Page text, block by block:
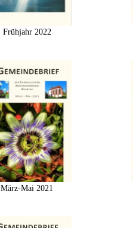
Frühjahr 2022
März-Mai 2021